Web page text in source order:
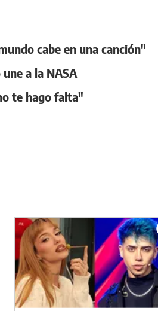
cabe en una canción"
a la NASA
te hago falta"